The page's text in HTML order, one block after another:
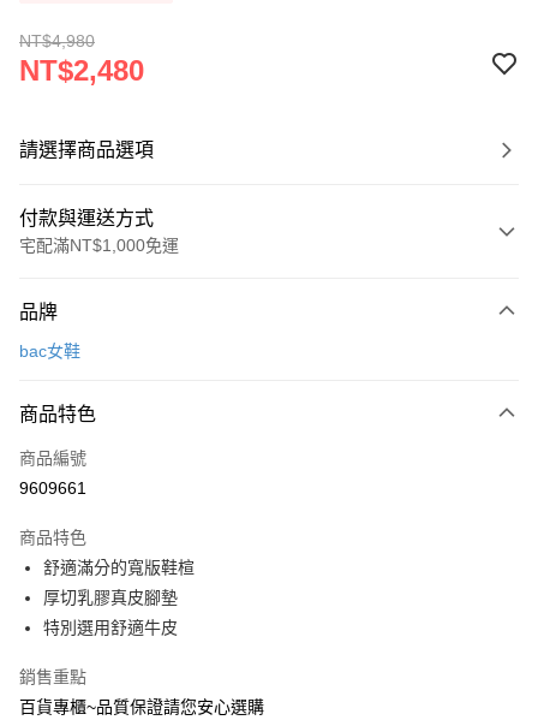
NT$4,980
NT$2,480
請選擇商品選項
付款與運送方式
宅配滿NT$1,000免運
信用卡一次付款
Apple Pay
街口支付
宅配
每筆NT$90，滿NT$1,000(含以上)免運費
品牌
bac女鞋
商品特色
商品編號
9609661
商品特色
舒適滿分的寬版鞋楦
厚切乳膠真皮腳墊
特別選用舒適牛皮
銷售重點
百貨專櫃~品質保證請您安心選購